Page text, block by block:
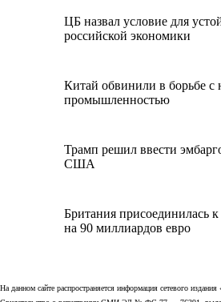
ЦБ назвал условие для
российской экономики
Китай обвинили в борьбе с
промышленностью
Трамп решил ввести
США
Британия присоединилась
на 90 миллиардов евро
На данном сайте распространяется информация сетевого